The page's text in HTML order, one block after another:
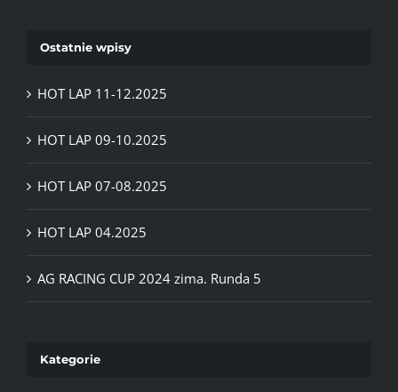
Ostatnie wpisy
HOT LAP 11-12.2025
HOT LAP 09-10.2025
HOT LAP 07-08.2025
HOT LAP 04.2025
AG RACING CUP 2024 zima. Runda 5
Kategorie